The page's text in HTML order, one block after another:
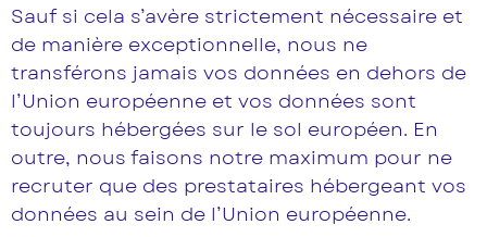
Sauf si cela s’avère strictement nécessaire et
de manière exceptionnelle, nous ne
transférons jamais vos données en dehors de
l’Union européenne et vos données sont
toujours hébergées sur le sol européen. En
outre, nous faisons notre maximum pour ne
recruter que des prestataires hébergeant vos
données au sein de l’Union européenne.